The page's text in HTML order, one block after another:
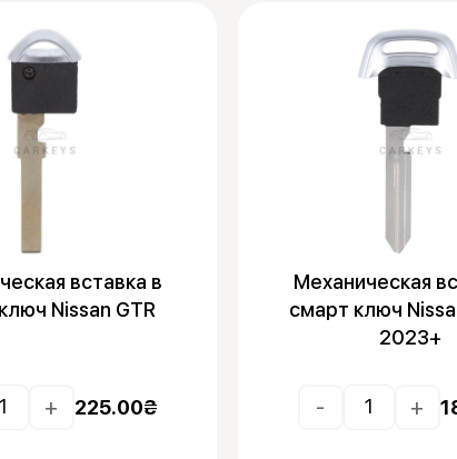
вставка в
Nissan GTR
+ 225.00₴
Механическая
смарт ключ
2023+
- +